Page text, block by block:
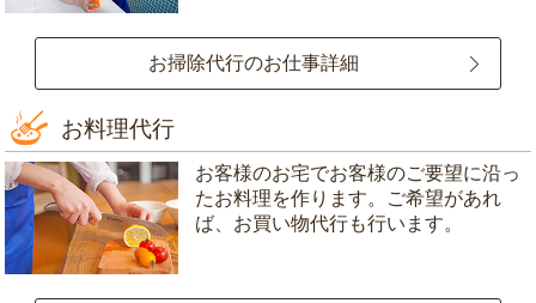
お掃除代行のお仕事詳細
お料理代行
お客様のお宅でお客様のご要望に沿っ
たお料理を作ります。ご希望があれ
ば、お買い物代行も行います。